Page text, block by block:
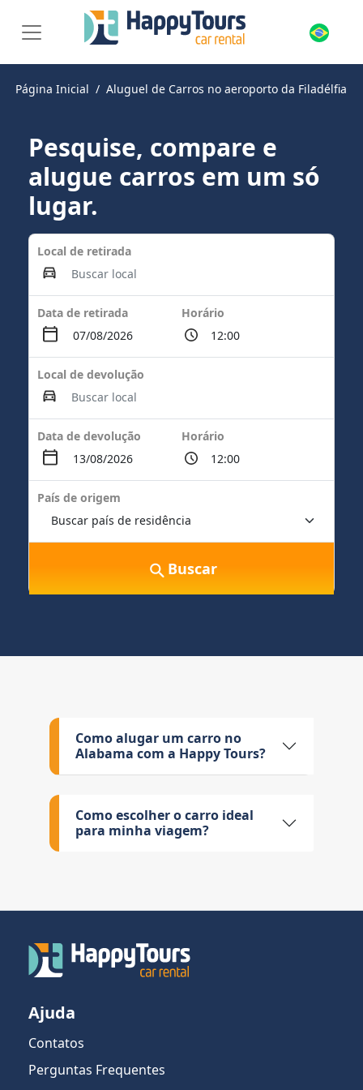
Página Inicial Aluguel de Carros no aeroporto da Filadélfia
Pesquise, compare e
alugue carros em um só
lugar.
Local de retirada
Data de retirada Horário
Local de devolução
Data de devolução Horário
País de origem
Buscar
Como alugar um carro no
Alabama com a Happy Tours?
Como escolher o carro ideal
para minha viagem?
Ajuda
Contatos
Perguntas Frequentes